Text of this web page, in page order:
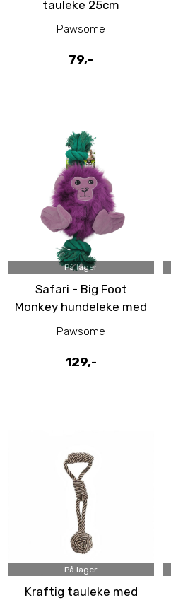
tauleke 25cm
Pawsome
79,-
På lager
Safari - Big Foot
Monkey hundeleke med
tau og plysj
Pawsome
129,-
På lager
Kraftig tauleke med